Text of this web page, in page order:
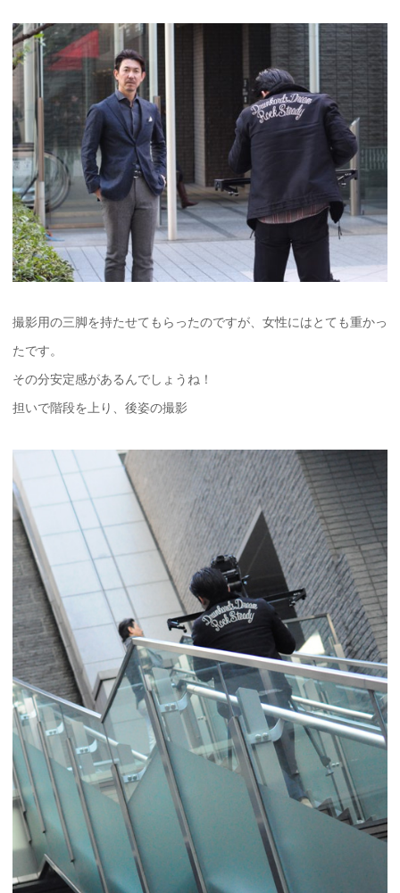
撮影用の三脚を持たせてもらったのですが、女性にはとても重かっ
たです。
その分安定感があるんでしょうね！
担いで階段を上り、後姿の撮影